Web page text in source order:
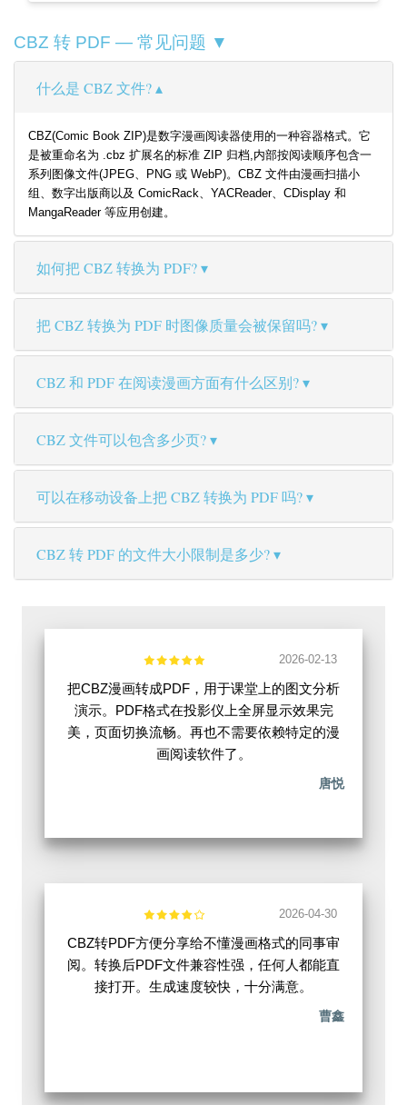
CBZ 转 PDF — 常见问题 ▼
什么是 CBZ 文件?
CBZ(Comic Book ZIP)是数字漫画阅读器使用的一种容器格式。它
是被重命名为 .cbz 扩展名的标准 ZIP 归档,内部按阅读顺序包含一
系列图像文件(JPEG、PNG 或 WebP)。CBZ 文件由漫画扫描小
组、数字出版商以及 ComicRack、YACReader、CDisplay 和
MangaReader 等应用创建。
如何把 CBZ 转换为 PDF?
把 CBZ 转换为 PDF 时图像质量会被保留吗?
CBZ 和 PDF 在阅读漫画方面有什么区别?
CBZ 文件可以包含多少页?
可以在移动设备上把 CBZ 转换为 PDF 吗?
CBZ 转 PDF 的文件大小限制是多少?
2026-02-13
把CBZ漫画转成PDF，用于课堂上的图文分析
演示。PDF格式在投影仪上全屏显示效果完
美，页面切换流畅。再也不需要依赖特定的漫
画阅读软件了。
唐悦
2026-04-30
CBZ转PDF方便分享给不懂漫画格式的同事审
阅。转换后PDF文件兼容性强，任何人都能直
接打开。生成速度较快，十分满意。
曹鑫